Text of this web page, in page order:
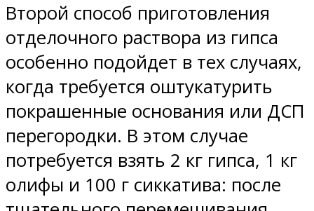
Второй способ приготовления
отделочного раствора из гипса
особенно подойдет в тех случаях,
когда требуется оштукатурить
покрашенные основания или ДСП
перегородки. В этом случае
потребуется взять 2 кг гипса, 1 кг
олифы и 100 г сиккатива: после